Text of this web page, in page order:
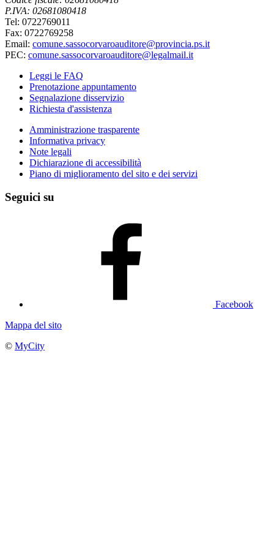
P.IVA: 02681080418
Tel: 0722769011
Fax: 0722769258
Email: comune.sassocorvaroauditore@provincia.ps.it
PEC: comune.sassocorvaroauditore@legalmail.it
Leggi le FAQ
Prenotazione appuntamento
Segnalazione disservizio
Richiesta d'assistenza
Amministrazione trasparente
Informativa privacy
Note legali
Dichiarazione di accessibilità
Piano di miglioramento del sito e dei servizi
Seguici su
Facebook
Mappa del sito
© MyCity